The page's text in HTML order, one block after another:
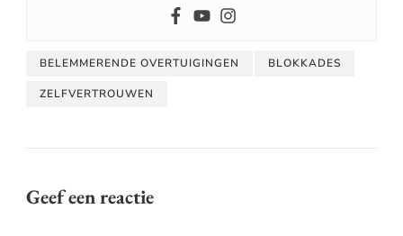
BELEMMERENDE OVERTUIGINGEN BLOKKADES
ZELFVERTROUWEN
Geef een reactie